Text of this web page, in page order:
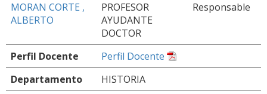
MORAN CORTE ,
ALBERTO
PROFESOR
AYUDANTE
DOCTOR
Responsable
Perfil Docente
Perfil Docente
Departamento
HISTORIA